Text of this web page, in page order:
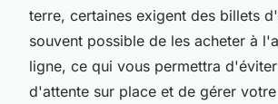
terre, certaines exigent des billets
souvent possible de les acheter à
ligne, ce qui vous permettra
d'attente sur place et de gérer